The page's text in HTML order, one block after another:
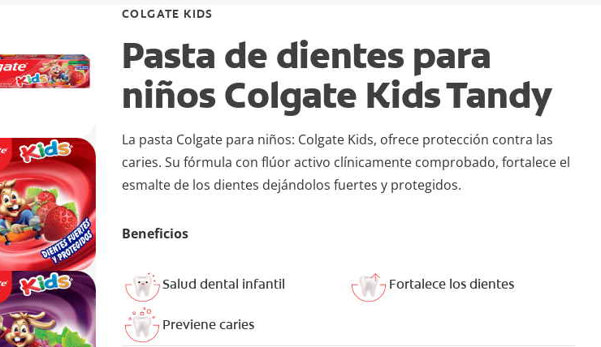
COLGATE KIDS
Pasta de dientes para
niños Colgate Kids Tandy
La pasta Colgate para niños: Colgate Kids, ofrece protección contra las
caries. Su fórmula con flúor activo clínicamente comprobado, fortalece el
esmalte de los dientes dejándolos fuertes y protegidos.
Beneficios
Salud dental infantil Fortalece los dientes
Previene caries